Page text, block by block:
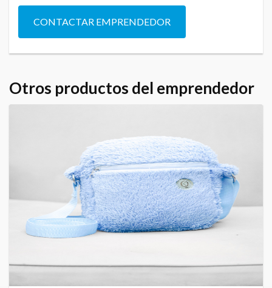
CONTACTAR EMPRENDEDOR
Otros productos del emprendedor